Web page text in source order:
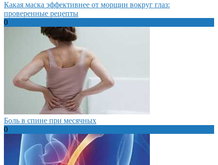
Какая маска эффективнее от морщин вокруг глаз:
проверенные рецепты
0
Боль в спине при месячных
0